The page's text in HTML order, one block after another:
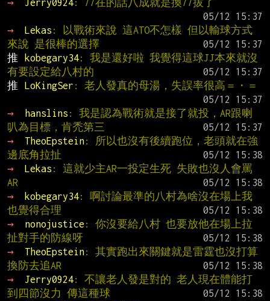
→
Jerry0924: 77在的話八成就是換77拔了
→
Lekas : 以戰術來說 這ATO不怎樣 但以輸球方式
來說 是很棒的選擇
推
kobegary34: 我是還好啦 我覺得這球JJ本來就沒
有要設定給八村的
推
LoKingSer : 老人發真的母湯，失誤率很高＝・＝
→
hanslins : 我是認為戰術就是接了就投，AR跟喇
叭為目標，肯禿第三
→
TheoEpstein: 所以也沒有後續跑位，老頭就在強
邊底角拉扯
→
Lekas : 這就少主AR一投定生死 失敗也沒人會罵
AR
→
kobegary34: 啊討論最準的八村為啥沒在場上我
也覺得合理
→
nonojustice : 你沒要給八村 也要放他在場上拉
扯對手的防線呀
→
TheoEpstein: 其實跑出來關鍵就是雷霆也沒打算
換防去追AR
→
Jerry0924: 不讓老人發是對的 老人現在體能打
到四節沒力 傳這種球